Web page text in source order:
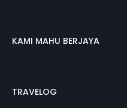
KAMI MAHU BERJAYA
TRAVELOG